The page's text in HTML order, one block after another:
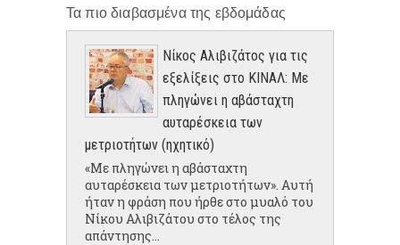
Τα πιο διαβασμένα της εβδομάδας
Νίκος Αλιβιζάτος για τις
εξελίξεις στο ΚΙΝΑΛ: Με
πληγώνει η αβάσταχτη
αυταρέσκεια των
μετριοτήτων (ηχητικό)
«Με πληγώνει η αβάσταχτη
αυταρέσκεια των μετριοτήτων». Αυτή
ήταν η φράση που ήρθε στο μυαλό του
Νίκου Αλιβιζάτου στο τέλος της
απάντησης...